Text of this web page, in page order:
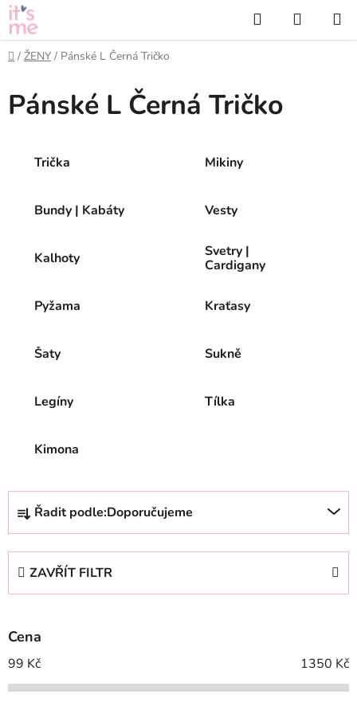
Přejít
na
obsah
Hledat
KOŠÍK
Domů
/ ŽENY / Pánské L Černá Tričko
Pánské L Černá Tričko
Trička Mikiny
Bundy | Kabáty Vesty
Kalhoty
Svetry |
Cardigany
Pyžama Kraťasy
Šaty Sukně
Legíny Tílka
Kimona
Ř
z
p
r
o
d
Řadit podle:Doporučujeme
ZAVŘÍT FILTR
Cena
99 Kč 1350 Kč